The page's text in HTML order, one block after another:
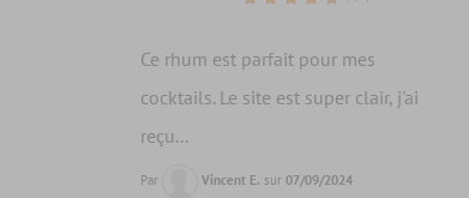
Ce rhum est parfait pour mes
cocktails. Le site est super clair, j'ai
reçu...
Par Vincent E. sur 07/09/2024